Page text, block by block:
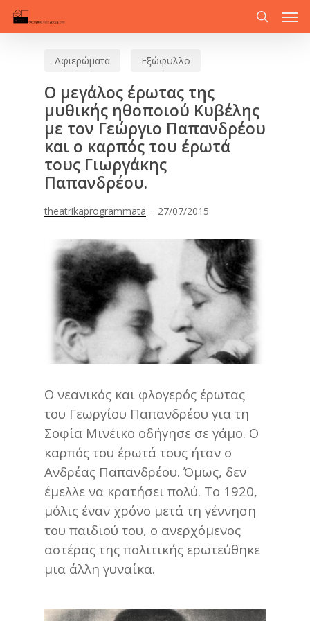
Skip
search
Αφιερώματα Εξώφυλλο
Ο μεγάλος έρωτας της
μυθικής ηθοποιού Κυβέλης
με τον Γεώργιο Παπανδρέου
και ο καρπός του έρωτά
τους Γιωργάκης
Παπανδρέου.
theatrikaprogrammata 27/07/2015
Ο νεανικός και φλογερός έρωτας
του Γεωργίου Παπανδρέου για τη
Σοφία Μινέικο οδήγησε σε γάμο. Ο
καρπός του έρωτά τους ήταν ο
Ανδρέας Παπανδρέου. Όμως, δεν
έμελλε να κρατήσει πολύ. Το 1920,
μόλις έναν χρόνο μετά τη γέννηση
του παιδιού του, ο ανερχόμενος
αστέρας της πολιτικής ερωτεύθηκε
μια άλλη γυναίκα.